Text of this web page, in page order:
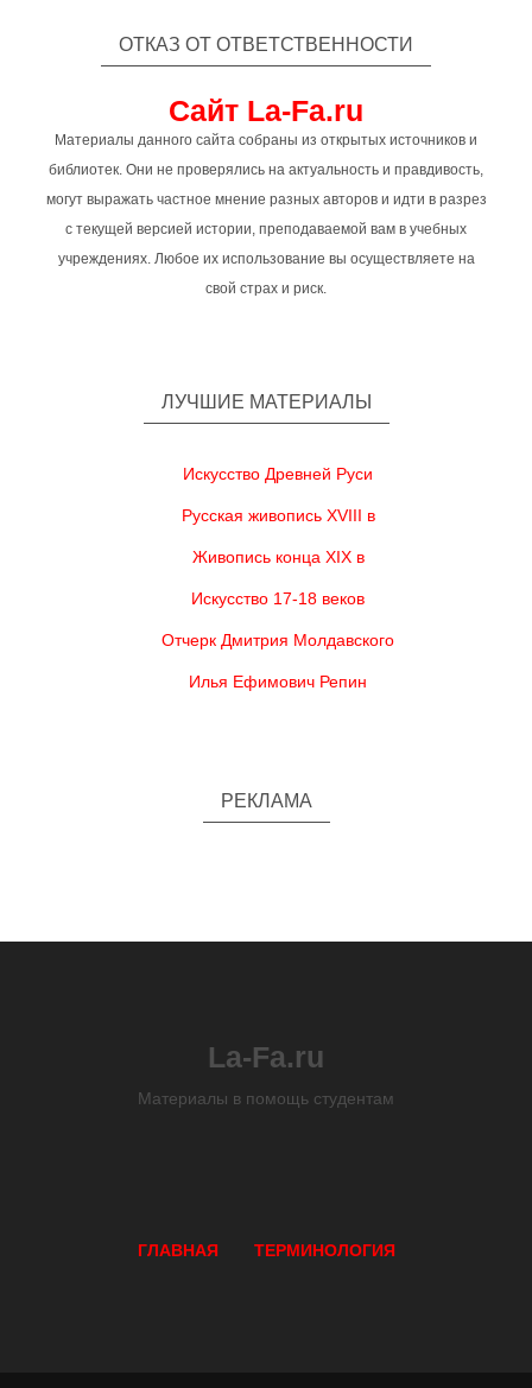
ОТКАЗ ОТ ОТВЕТСТВЕННОСТИ
Сайт La-Fa.ru
Материалы данного сайта собраны из открытых источников и
библиотек. Они не проверялись на актуальность и правдивость,
могут выражать частное мнение разных авторов и идти в разрез
с текущей версией истории, преподаваемой вам в учебных
учреждениях. Любое их использование вы осуществляете на
свой страх и риск.
ЛУЧШИЕ МАТЕРИАЛЫ
Искусство Древней Руси
Русская живопись XVIII в
Живопись конца XIX в
Искусство 17-18 веков
Отчерк Дмитрия Молдавского
Илья Ефимович Репин
РЕКЛАМА
La-Fa.ru
Материалы в помощь студентам
ГЛАВНАЯ ТЕРМИНОЛОГИЯ